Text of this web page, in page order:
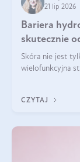
21 lip 2026
Bariera
skutecznie
Skóra nie jest
wielofunkcyjna
bariera
CZYTAJ